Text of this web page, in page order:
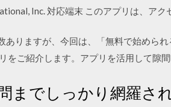
Inc. 対応端末 このアプリは、アク
りますが、今回は、「無料で始めら
ご紹介します。アプリを活用して隙
までしっかり網羅さ